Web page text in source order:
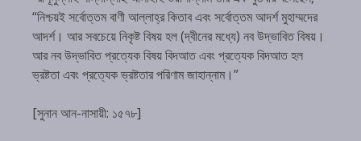
“নিশ্চয়ই সর্বোত্তম বাণী আল্লাহ্‌র কিতাব এবং সর্বোত্তম আদর্শ মুহাম্মদের
আদর্শ। আর সবচেয়ে নিকৃষ্ট বিষয় হল (দ্বীনের মধ্যে) নব উদ্ভাবিত বিষয়।
আর নব উদ্ভাবিত প্রত্যেক বিষয় বিদআত এবং প্রত্যেক বিদআত হল
ভ্রষ্টতা এবং প্রত্যেক ভ্রষ্টতার পরিণাম জাহান্নাম।”
[সুনান আন-নাসায়ী: ১৫৭৮]